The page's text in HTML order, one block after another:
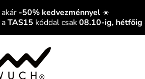
akár -50% kedvezménnyel ☀️
aTAS15 kóddal csak08.10-ig, hétfőig